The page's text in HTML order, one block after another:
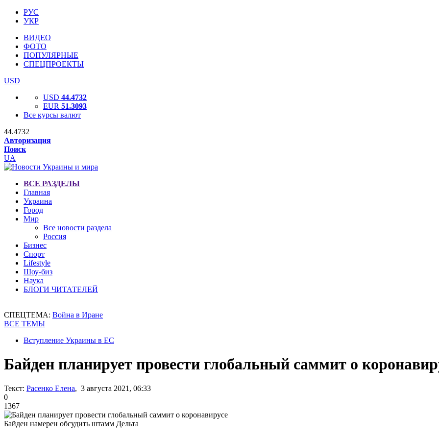
РУС
УКР
ВИДЕО
ФОТО
ПОПУЛЯРНЫЕ
СПЕЦПРОЕКТЫ
USD
USD 44.4732
EUR 51.3093
Все курсы валют
44.4732
Авторизация
Поиск
UA
ВСЕ РАЗДЕЛЫ
Главная
Украина
Город
Мир
Все новости раздела
Россия
Бизнес
Спорт
Lifestyle
Шоу-биз
Наука
БЛОГИ ЧИТАТЕЛЕЙ
СПЕЦТЕМА: Война в Иране
ВСЕ ТЕМЫ
Вступление Украины в ЕС
Байден планирует провести глобальный саммит о
Текст: Расенко Елена, 3 августа 2021, 06:33
0
1367
Байден намерен обсудить штамм Дельта